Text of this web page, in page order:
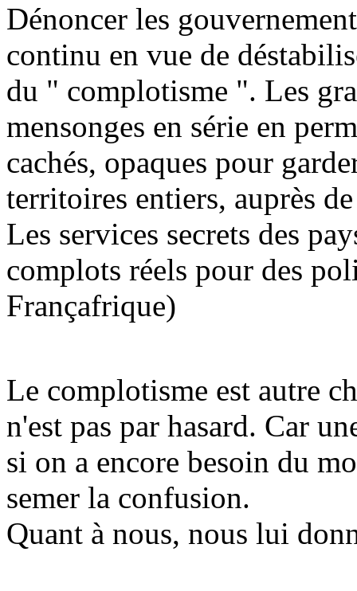
Dénoncer les
continu en vue de
du " complotisme ". Les
mensonges en série en
cachés, opaques pour
territoires entiers, auprès
Les services secrets des
complots réels pour des
Françafrique)
Le complotisme est autre
n'est pas par hasard. Car
si on a encore besoin du
semer la confusion.
Quant à nous, nous lui